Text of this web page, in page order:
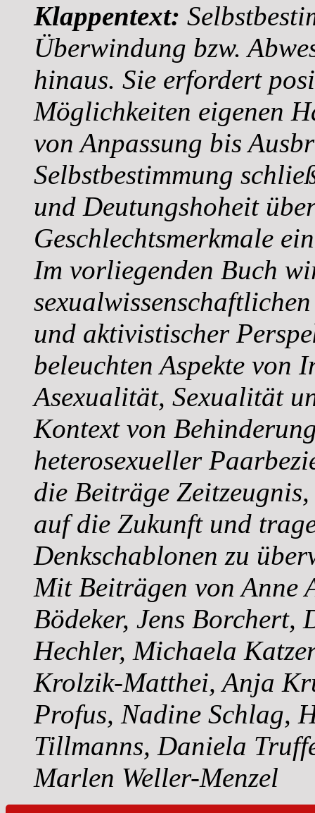
Klappentext:
Überwindung bzw.
hinaus. Sie erfordert
Möglichkeiten eigenen
von Anpassung bis
Selbstbestimmung
und Deutungshoheit
Geschlechtsmerkmale
Im vorliegenden Buch
und aktivistischer
beleuchten Aspekte von
Asexualität, Sexualität
Kontext von
heterosexueller
die Beiträge
auf die Zukunft und
Denkschablonen zu
Mit Beiträgen von Anne
Bödeker, Jens Borchert,
Hechler, Michaela
Krolzik-Matthei, Anja
Profus, Nadine Schlag,
Tillmanns, Daniela
Marlen Weller-Menzel